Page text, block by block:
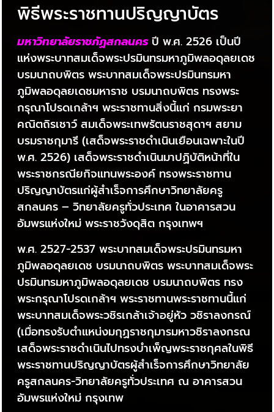
พิธีพระราชทานปริญญาบัตร
มหาวิทยาลัยราชภัฏสกลนครปี พ.ศ. 2526 เป็นปี
แห่งพระบาทสมเด็จพระปรมินทรมหาภูมิพลอดุลยเดช
บรมนาถบพิตร พระบาทสมเด็จพระปรมินทรมหา
ภูมิพลอดุลยเดชมหาราช บรมนาถบพิตร ทรงพระ
กรุณาโปรดเกล้าฯ พระราชทานสิ่งนี้แก่ กรมพระยา
คณิตถิรเชาว์ สมเด็จพระเทพรัตนราชสุดาฯ สยาม
บรมราชกุมารี (เสด็จพระราชดำเนินเยือนเฉพาะในปี
พ.ศ. 2526) เสด็จพระราชดำเนินมาปฏิบัติหน้าที่ใน
พระราชกรณียกิจแทนพระองค์ ทรงพระราชทาน
ปริญญาบัตรแก่ผู้สำเร็จการศึกษาวิทยาลัยครู
สกลนคร – วิทยาลัยครูทั่วประเทศ ในอาคารสวน
อัมพรแห่งใหม่ พระราชวังดุสิต กรุงเทพฯ
พ.ศ. 2527-2537 พระบาทสมเด็จพระปรมินทรมหา
ภูมิพลอดุลยเดช บรมนาถบพิตร พระบาทสมเด็จพระ
ปรมินทรมหาภูมิพลอดุลยเดช บรมนาถบพิตร ทรง
พระกรุณาโปรดเกล้าฯ พระราชทานพระราชทานนี้แก่
พระบาทสมเด็จพระวชิรเกล้าเจ้าอยู่หัว วชิราลงกรณ์
(เมื่อทรงรับตำแหน่งมกุฏราชกุมารมหาวชิราลงกรณ
เสด็จพระราชดำเนินไปทรงบำเพ็ญพระราชกุศลในพิธี
พระราชทานปริญญาบัตรผู้สำเร็จการศึกษาวิทยาลัย
ครูสกลนคร-วิทยาลัยครูทั่วประเทศ ณ อาคารสวน
อัมพรแห่งใหม่ กรุงเทพ